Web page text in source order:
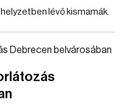
lévő kismamák.